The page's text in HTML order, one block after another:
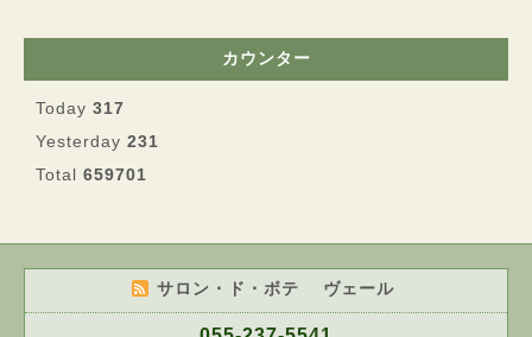
カウンター
Today 317
Yesterday 231
Total 659701
サロン・ド・ボテ ヴェール